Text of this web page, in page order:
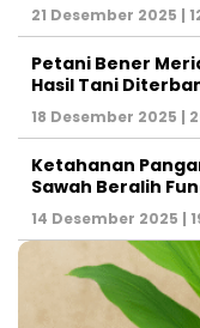
21 Desember 2025 |
Petani Bener
Hasil Tani
18 Desember 2025 |
Ketahanan
Sawah Beralih
14 Desember 2025 |